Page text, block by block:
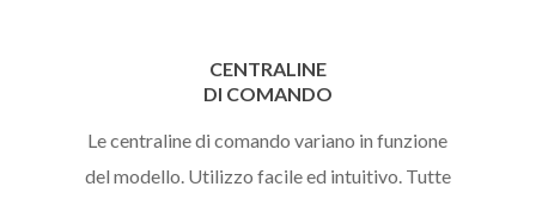
CENTRALINE
DI COMANDO
Le centraline di comando variano in funzione
del modello. Utilizzo facile ed intuitivo. Tutte